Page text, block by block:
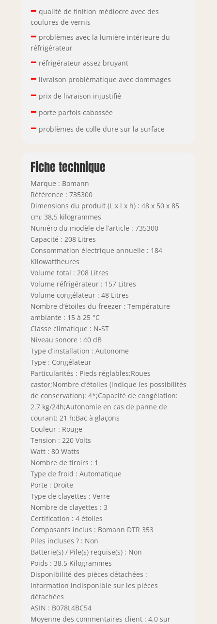
– qualité de finition médiocre avec des
coulures de vernis
– problèmes avec la lumière intérieure du
réfrigérateur
– réfrigérateur assez bruyant
– livraison problématique avec dommages
– prix de livraison injustifié
– porte parfois cabossée
– problèmes de colle dure sur la surface
Fiche technique
Marque : Bomann
Référence : 735300
Dimensions du produit (L x l x h) : 48 x 50 x 85
cm; 38,5 kilogrammes
Numéro du modèle de l’article : 735300
Capacité : 208 Litres
Consommation électrique annuelle : 184
Kilowattheures
Volume total : 208 Litres
Volume réfrigérateur : 157 Litres
Volume congélateur : 48 Litres
Nombre d’étoiles du freezer : Température
ambiante : 15 à 25 °C
Classe climatique : N-ST
Niveau sonore : 40 dB
Type d’installation : Autonome
Type : Congélateur
Particularités : Pieds réglables;Roues
castor;Nombre d’étoiles (indique les possibilités
de conservation): 4*;Capacité de congélation:
2.7 kg/24h;Autonomie en cas de panne de
courant: 21 h;Bac à glaçons
Couleur : Rouge
Tension : 220 Volts
Watt : 80 Watts
Nombre de tiroirs : 1
Type de froid : Automatique
Porte : Droite
Type de clayettes : Verre
Nombre de clayettes : 3
Certification : 4 étoiles
Composants inclus : Bomann DTR 353
Piles incluses ? : Non
Batterie(s) / Pile(s) requise(s) : Non
Poids : 38,5 Kilogrammes
Disponibilité des pièces détachées :
Information indisponible sur les pièces
détachées
ASIN : B078L4BC54
Moyenne des commentaires client : 4,0 sur